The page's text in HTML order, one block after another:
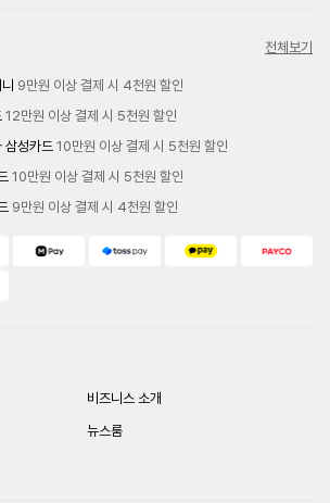
전체보기
9만원 이상 결제 시 4천원 할인
12만원 이상 결제 시 5천원 할인
삼성카드 10만원 이상 결제 시 5천원 할인
10만원 이상 결제 시 5천원 할인
9만원 이상 결제 시 4천원 할인
비즈니스 소개
뉴스룸